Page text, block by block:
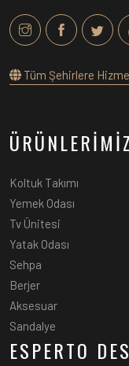
Tüm Şehirlere
ÜRÜNLERİMİZ
Koltuk Takımı
Yemek Odası
Tv Ünitesi
Yatak Odası
Sehpa
Berjer
Aksesuar
Sandalye
ESPERTO